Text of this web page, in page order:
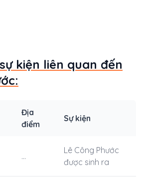
kiện liên quan đến
Địa
điểm
Sự kiện
...
Lê Công Phước
được sinh ra